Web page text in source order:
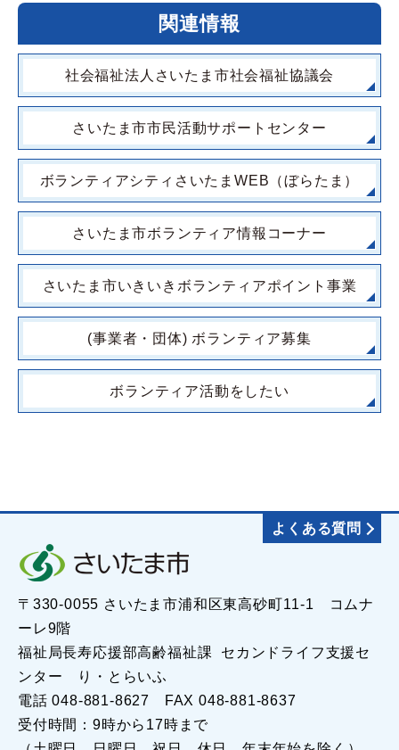
関連情報
社会福祉法人さいたま市社会福祉協議会
さいたま市市民活動サポートセンター
ボランティアシティさいたまWEB（ぼらたま）
さいたま市ボランティア情報コーナー
さいたま市いきいきボランティアポイント事業
(事業者・団体) ボランティア募集
ボランティア活動をしたい
よくある質問
〒330-0055 さいたま市浦和区東高砂町11-1 コムナ
ーレ9階
福祉局長寿応援部高齢福祉課 セカンドライフ支援セ
ンター り・とらいふ
電話 048-881-8627 FAX 048-881-8637
受付時間：9時から17時まで